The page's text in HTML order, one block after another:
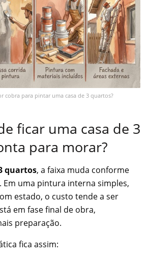
cobra para pintar uma casa de 3 quartos?
ficar uma casa de 3
para morar?
quartos, a faixa muda conforme
uma pintura interna simples,
estado, o custo tende a ser
em fase final de obra,
preparação.
fica assim: